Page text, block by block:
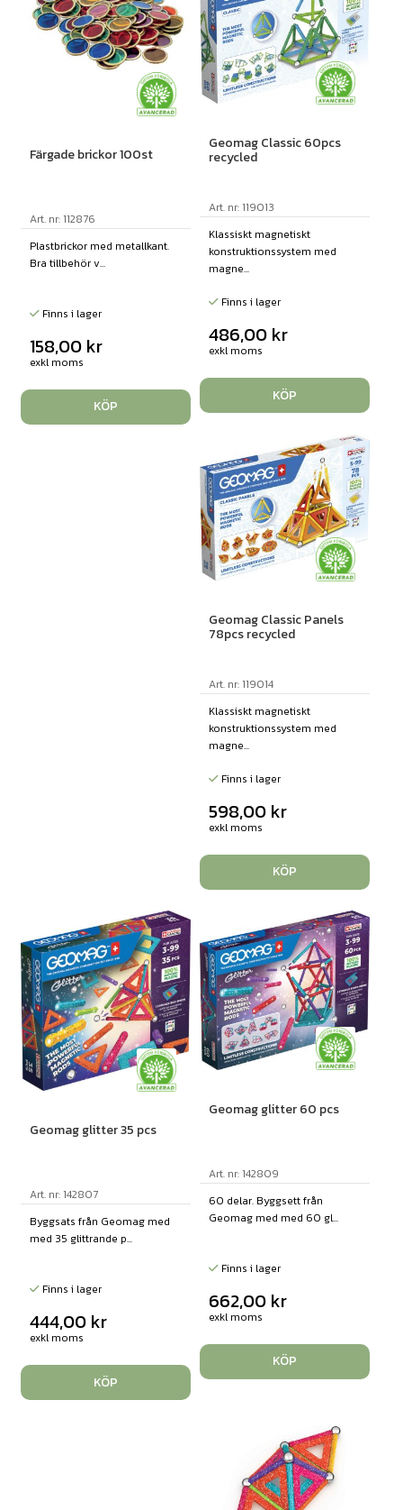
Färgade brickor 100st
Art. nr: 112876
Plastbrickor med metallkant.
Bra tillbehör v...
Finns i lager
158,00 kr
exkl moms
KÖP
Geomag Classic 60pcs
recycled
Art. nr: 119013
Klassiskt magnetiskt
konstruktionssystem med
magne...
Finns i lager
486,00 kr
exkl moms
KÖP
Geomag Classic Panels
78pcs recycled
Art. nr: 119014
Klassiskt magnetiskt
konstruktionssystem med
magne...
Finns i lager
598,00 kr
exkl moms
KÖP
Geomag glitter 35 pcs
Art. nr: 142807
Byggsats från Geomag med
med 35 glittrande p...
Finns i lager
444,00 kr
exkl moms
KÖP
Geomag glitter 60 pcs
Art. nr: 142809
60 delar. Byggsett från
Geomag med med 60 gl...
Finns i lager
662,00 kr
exkl moms
KÖP